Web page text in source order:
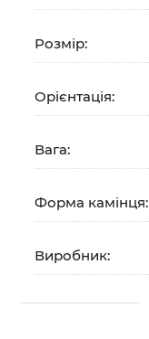
Розмір:
Орієнтація:
Вага:
Форма камінця:
Виробник: